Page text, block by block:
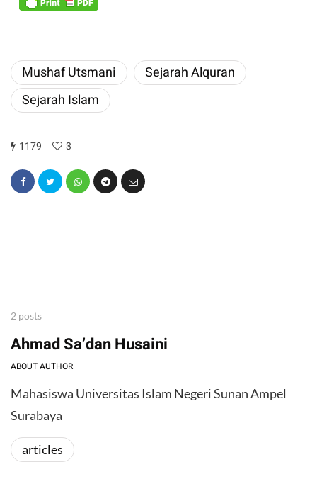
Mushaf Utsmani
Sejarah Alquran
Sejarah Islam
1179 3
2 posts
Ahmad Sa’dan Husaini
ABOUT AUTHOR
Mahasiswa Universitas Islam Negeri Sunan Ampel
Surabaya
articles